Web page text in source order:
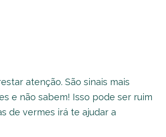
atenção. São sinais mais
e não sabem! Isso pode ser ruim
de vermes irá te ajudar a